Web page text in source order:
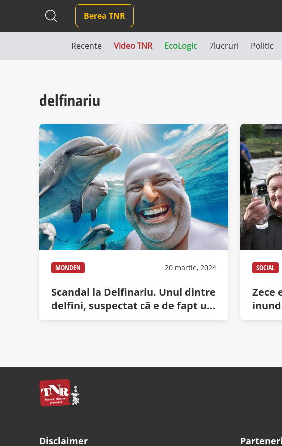
Berea TNR
Recente Video TNR EcoLogic 7lucruri Politic
delfinariu
MONDEN 20 martie, 2024
Scandal la Delfinariu. Unul dintre
delfini, suspectat că e de fapt un
chel vopsit
SOCIAL
Zece
Disclaimer Parteneri